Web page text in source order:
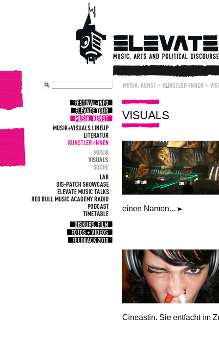
VISUALS
einen Namen...
Cineastin. Sie entfacht im